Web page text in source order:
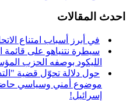
احدث المقالات
في أبرز أسباب امتناع
سيطرة نتنياهو على
الليكود بوصفه الحزب
حول دلالة تحوّل قضية
موضوع أمني وسياسي
إسرائيل!